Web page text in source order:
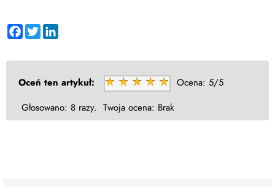
Facebook
Twitter
Oceń ten artykuł: Ocena: 5/5
Głosowano: 8 razy. Twoja ocena: Brak